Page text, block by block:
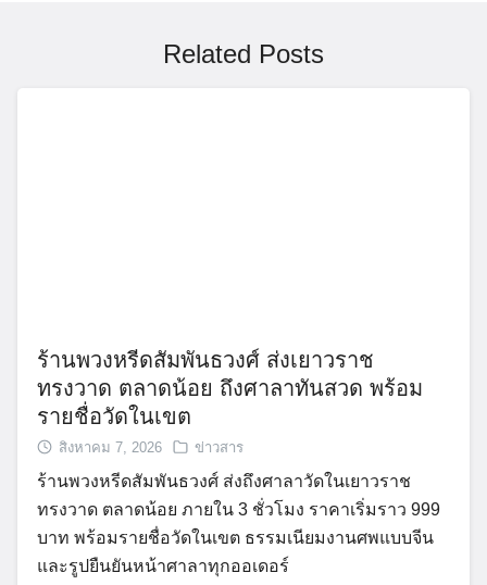
Related Posts
ร้านพวงหรีดสัมพันธวงศ์ ส่งเยาวราช
ทรงวาด ตลาดน้อย ถึงศาลาทันสวด พร้อม
รายชื่อวัดในเขต
สิงหาคม 7, 2026 ข่าวสาร
ร้านพวงหรีดสัมพันธวงศ์ ส่งถึงศาลาวัดในเยาวราช
ทรงวาด ตลาดน้อย ภายใน 3 ชั่วโมง ราคาเริ่มราว 999
บาท พร้อมรายชื่อวัดในเขต ธรรมเนียมงานศพแบบจีน
และรูปยืนยันหน้าศาลาทุกออเดอร์